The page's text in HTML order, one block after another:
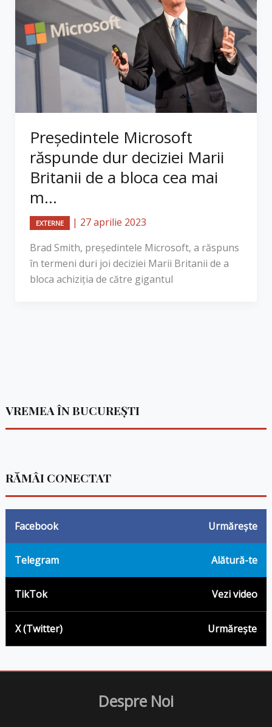
Președintele Microsoft
răspunde dur deciziei Marii
Britanii de a bloca cea mai
m...
EXTERNE | 27 aprilie 2023
Brad Smith, președintele Microsoft, a răspuns
în termeni duri joi deciziei Marii Britanii de a
bloca achiziția de către gigantul
VREMEA ÎN BUCUREȘTI
RĂMÂI CONECTAT
Facebook Urmărește
Telegram Alătură-te
TikTok Vezi video
X (Twitter) Urmărește
Despre Noi